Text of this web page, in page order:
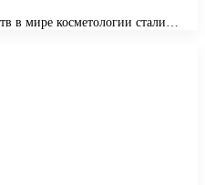
в мире косметологии стали…